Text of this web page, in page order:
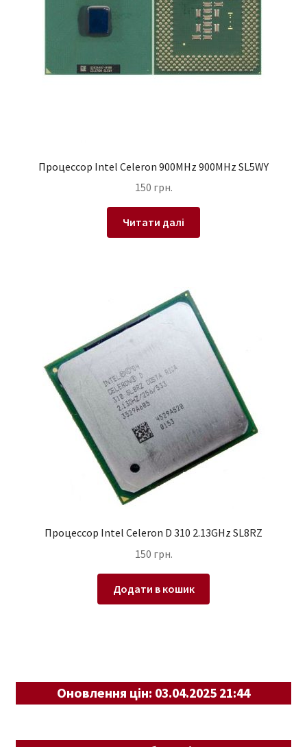
Процессор Intel Celeron 900MHz 900MHz SL5WY
150 грн.
Читати далі
Процессор Intel Celeron D 310 2.13GHz SL8RZ
150 грн.
Додати в кошик
Оновлення цін: 03.04.2025 21:44